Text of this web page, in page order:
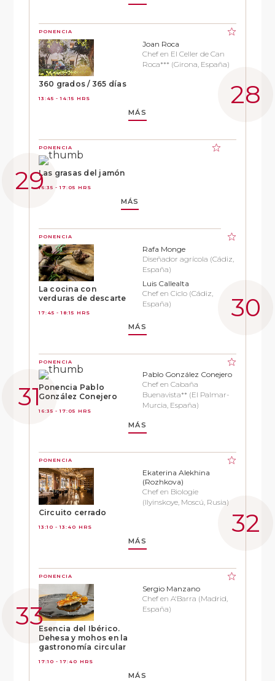
PONENCIA
360 grados / 365 días
13:45 - 14:15 HRS
Joan Roca
Chef en El Celler de Can
Roca*** (Girona, España)
MÁS
PONENCIA
Las grasas del jamón
16:35 - 17:05 HRS
MÁS
PONENCIA
La cocina con
verduras de descarte
17:45 - 18:15 HRS
Rafa Monge
Diseñador agrícola (Cádiz,
España)
Luis Callealta
Chef en Ciclo (Cádiz,
España)
MÁS
PONENCIA
Ponencia Pablo
González Conejero
16:35 - 17:05 HRS
Pablo González Conejero
Chef en Cabaña
Buenavista** (El Palmar-
Murcia, España)
MÁS
PONENCIA
Circuito cerrado
13:10 - 13:40 HRS
Ekaterina Alekhina
(Rozhkova)
Chef en Biologie
(Ilyinskoye, Moscú, Rusia)
MÁS
PONENCIA
Esencia del Ibérico.
Dehesa y mohos en la
gastronomía circular
17:10 - 17:40 HRS
Sergio Manzano
Chef en A'Barra (Madrid,
España)
MÁS